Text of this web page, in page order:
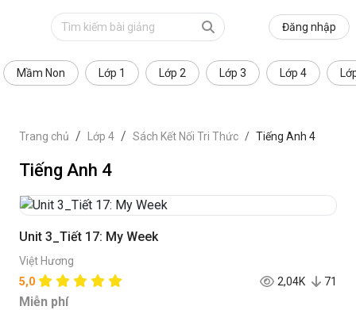
Đăng nhập
Mầm Non Lớp 1 Lớp 2 Lớp 3 Lớp 4
Trang chủ Lớp 4 Sách Kết Nối Tri Thức Tiếng Anh 4
Tiếng Anh 4
Unit 3_Tiết 17: My Week
Việt Hương
5,0
2,04K 71
Miễn phí